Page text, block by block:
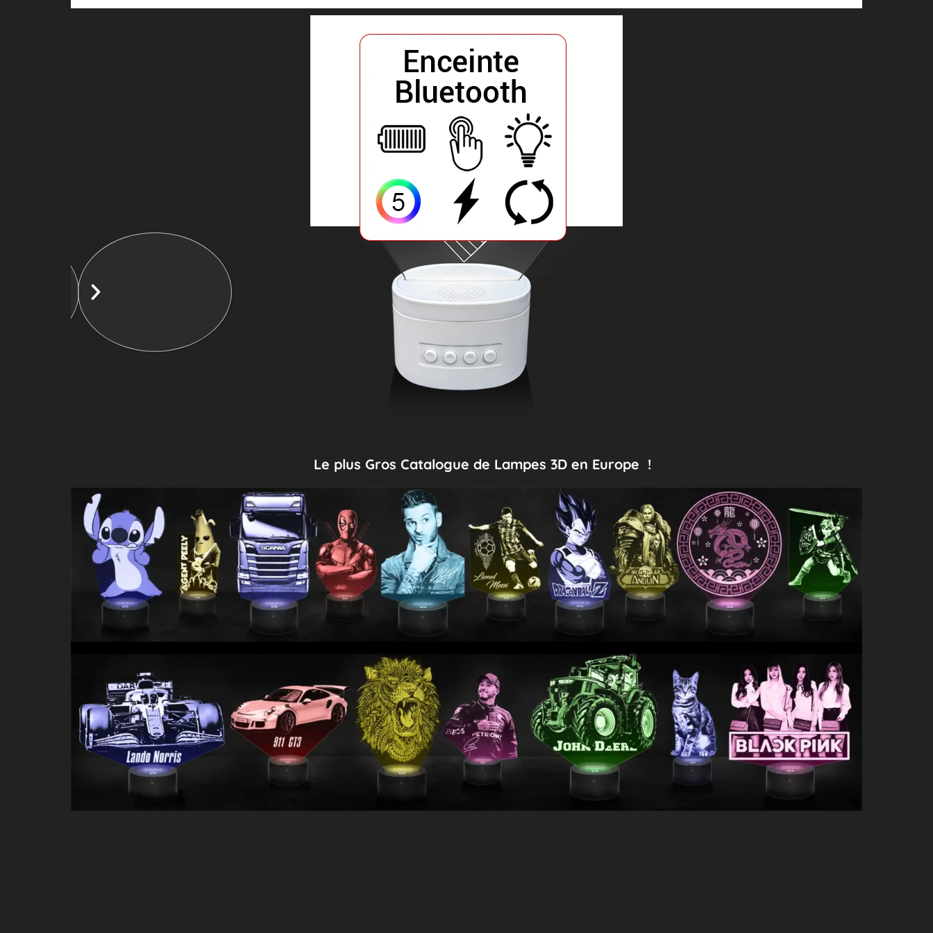
Le plus Gros Catalogue de Lampes 3D en Europe !